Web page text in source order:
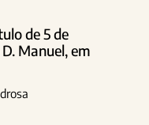
de 5 de
Manuel, em